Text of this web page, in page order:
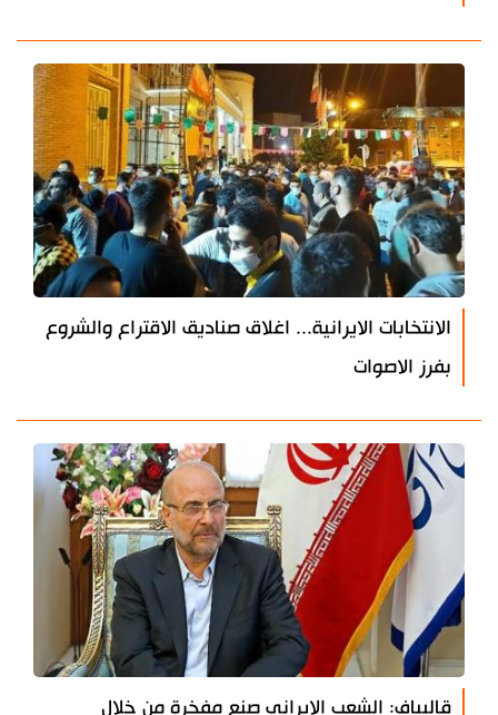
الانتخابات الايرانية... اغلاق صناديق الاقتراع والشروع
بفرز الاصوات
قاليباف: الشعب الايراني صنع مفخرة من خلال